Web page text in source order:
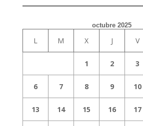
octubre 2025
L M X J V
1 2 3
6 7 8 9 10
13 14 15 16 17